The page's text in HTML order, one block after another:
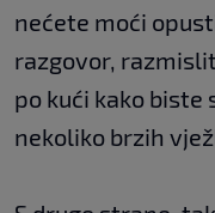
nećete moći
razgovor,
po kući kako
nekoliko brzih